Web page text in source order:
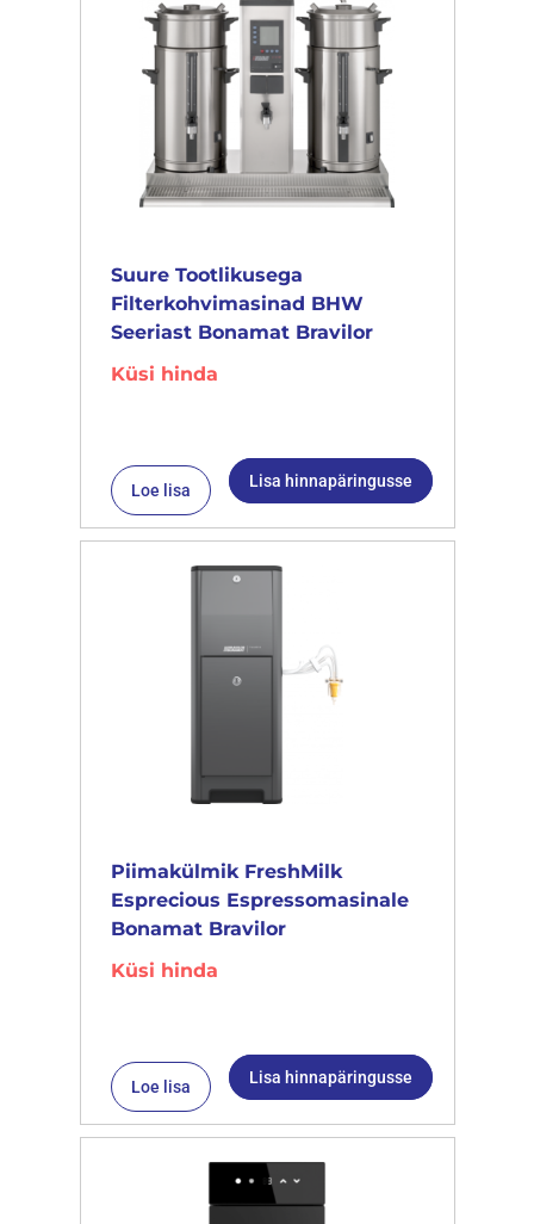
Suure Tootlikusega
Filterkohvimasinad BHW
Seeriast Bonamat Bravilor
Küsi hinda
Loe lisa Lisa hinnapäringusse
Piimakülmik FreshMilk
Esprecious Espressomasinale
Bonamat Bravilor
Küsi hinda
Loe lisa Lisa hinnapäringusse